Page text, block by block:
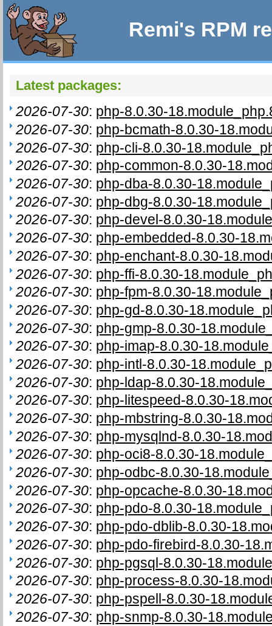
Remi's RPM
Latest packages:
2026-07-30: php-8.0.30-
2026-07-30: php-bcmath-8.0.30-
2026-07-30: php-cli-8.0.30-
2026-07-30: php-common-8.0.30-
2026-07-30: php-dba-8.0.30-
2026-07-30: php-dbg-8.0.30-
2026-07-30: php-devel-8.0.30-
2026-07-30: php-embedded-8.0.30-
2026-07-30: php-enchant-8.0.30-
2026-07-30: php-ffi-8.0.30-
2026-07-30: php-fpm-8.0.30-
2026-07-30: php-gd-8.0.30-
2026-07-30: php-gmp-8.0.30-
2026-07-30: php-imap-8.0.30-
2026-07-30: php-intl-8.0.30-
2026-07-30: php-ldap-8.0.30-
2026-07-30: php-litespeed-8.0.30-
2026-07-30: php-mbstring-8.0.30-
2026-07-30: php-mysqlnd-8.0.30-
2026-07-30: php-oci8-8.0.30-
2026-07-30: php-odbc-8.0.30-
2026-07-30: php-opcache-8.0.30-
2026-07-30: php-pdo-8.0.30-
2026-07-30: php-pdo-dblib-8.0.30-
2026-07-30: php-pdo-firebird-8.0.30-
2026-07-30: php-pgsql-8.0.30-
2026-07-30: php-process-8.0.30-
2026-07-30: php-pspell-8.0.30-
2026-07-30: php-snmp-8.0.30-